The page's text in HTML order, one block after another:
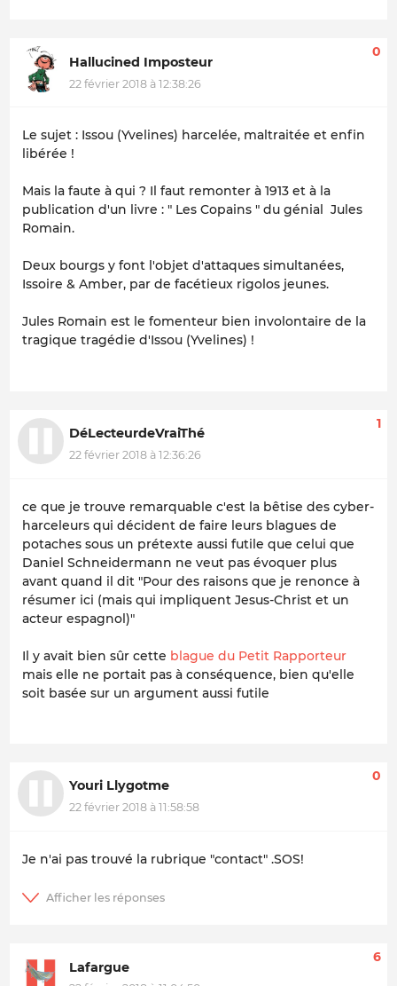
Hallucined Imposteur
22 février 2018 à 12:38:26
0
Le sujet : Issou (Yvelines) harcelée, maltraitée et enfin
libérée !
Mais la faute à qui ? Il faut remonter à 1913 et à la
publication d'un livre : " Les Copains " du génial Jules
Romain.
Deux bourgs y font l'objet d'attaques simultanées,
Issoire & Amber, par de facétieux rigolos jeunes.
Jules Romain est le fomenteur bien involontaire de la
tragique tragédie d'Issou (Yvelines) !
DéLecteurdeVraiThé
22 février 2018 à 12:36:26
1
ce que je trouve remarquable c'est la bêtise des cyber-
harceleurs qui décident de faire leurs blagues de
potaches sous un prétexte aussi futile que celui que
Daniel Schneidermann ne veut pas évoquer plus
avant quand il dit "Pour des raisons que je renonce à
résumer ici (mais qui impliquent Jesus-Christ et un
acteur espagnol)"
Il y avait bien sûr cette blague du Petit Rapporteur
mais elle ne portait pas à conséquence, bien qu'elle
soit basée sur un argument aussi futile
Youri Llygotme
22 février 2018 à 11:58:58
0
Je n'ai pas trouvé la rubrique "contact" .SOS!
Lafargue
6